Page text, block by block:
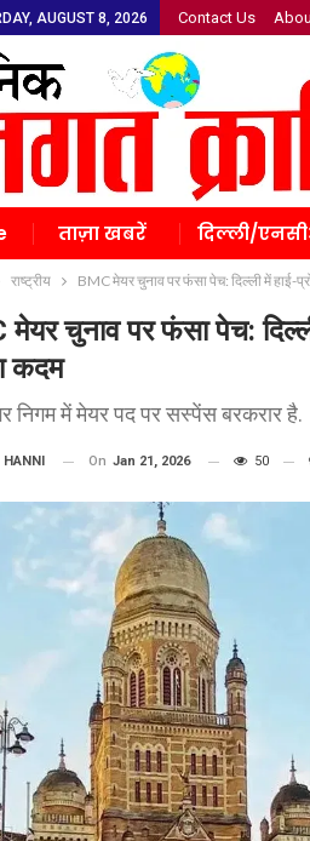
AUGUST 8, 2026 Contact Us
ताज़ा खबरें दिल्ली/
राष्ट्रीय BMC मेयर चुनाव पर फंसा पेच: दिल्ली में हाई-
चुनाव पर फंसा पेच:
कदम
निगम में मेयर पद पर सस्पेंस बरकरार है.
HANNI On Jan 21, 2026 50